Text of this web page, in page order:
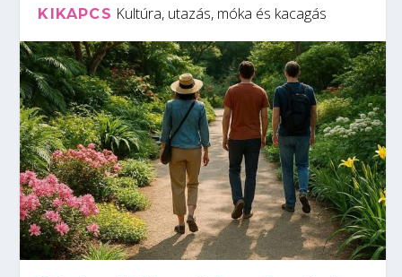
KIKAPCS Kultúra, utazás, móka és kacagás